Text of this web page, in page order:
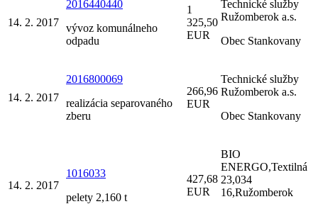
14. 2. 2017
2016440440
vývoz komunálneho
odpadu
1
325,50
EUR
Technické služby
Ružomberok a.s.
Obec Stankovany
14. 2. 2017
2016800069
realizácia separovaného
zberu
266,96
EUR
Technické služby
Ružomberok a.s.
Obec Stankovany
14. 2. 2017
1016033
pelety 2,160 t
427,68
EUR
BIO
ENERGO,Textilná
23,034
16,Ružomberok